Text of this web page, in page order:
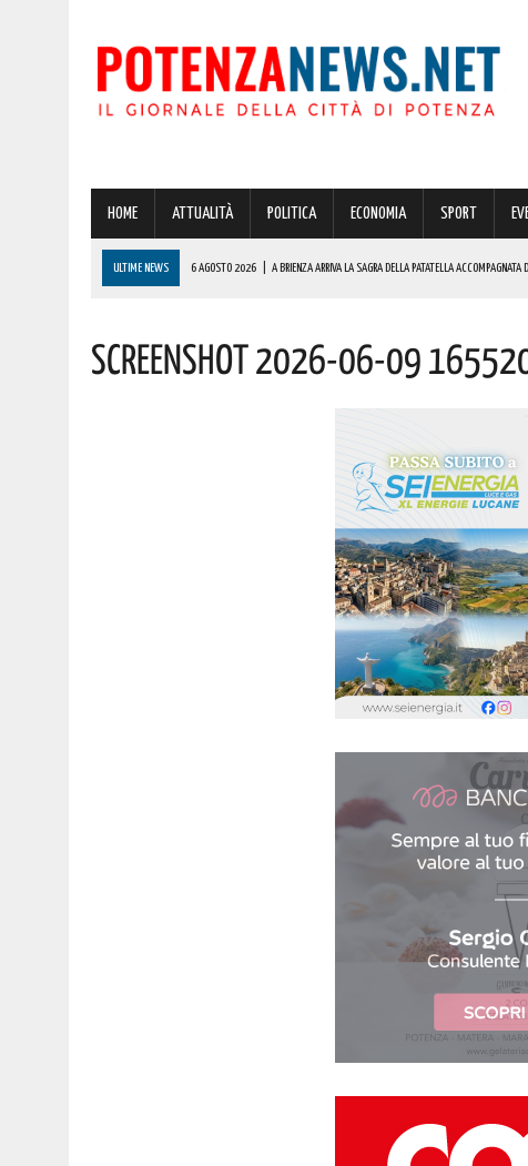
HOME ATTUALITÀ POLITICA ECONOMIA SPORT
ULTIME NEWS 6 AGOSTO 2026 A BRIENZA ARRIVA LA SAGRA DELLA PATATELLA
6 AGOSTO 2026 | ACERENZA PRONTA AD ACCOGLIERE LA NUOVA EDIZIONE DELLA RIEVOCAZIONE
Screenshot 2026-06-09